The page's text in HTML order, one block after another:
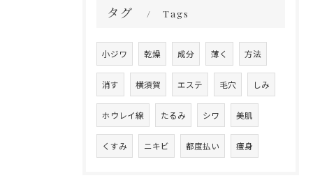
タグ Tags
小ジワ 乾燥 成分 薄く 方法
消す 横須賀 エステ 毛穴 しみ
ホウレイ線 たるみ シワ 美肌
くすみ ニキビ 都度払い 痩身